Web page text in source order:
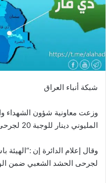
شبكة أنباء العراق
وزعت معاونية شؤون الشهداء
المليوني دينار للوجبة 20 لجرحى الحشد الشعبي في ذي قار .
وقال إعلام الدائرة إن :“الهيئة
لجرحى الحشد الشعبي ضمن الوجبة 20 والبالغ عددهم 30